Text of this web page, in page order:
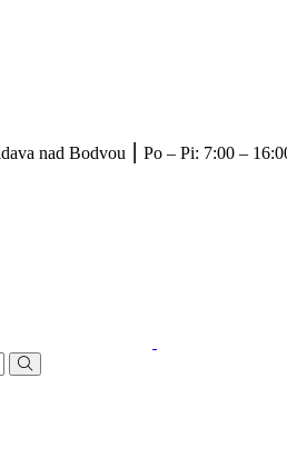
nad Bodvou ⎮ Po – Pi: 7:00 –